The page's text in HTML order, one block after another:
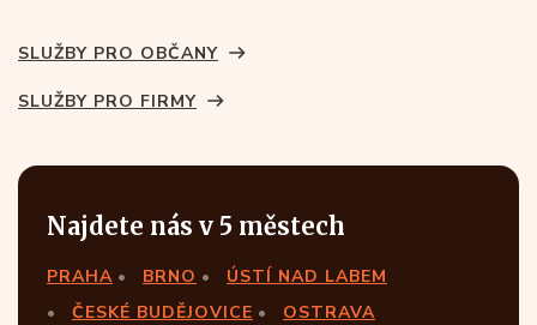
SLUŽBY PRO OBČANY
SLUŽBY PRO FIRMY
Najdete nás v 5 městech
PRAHA BRNO
ÚSTÍ NAD LABEM
ČESKÉ BUDĚJOVICE
OSTRAVA